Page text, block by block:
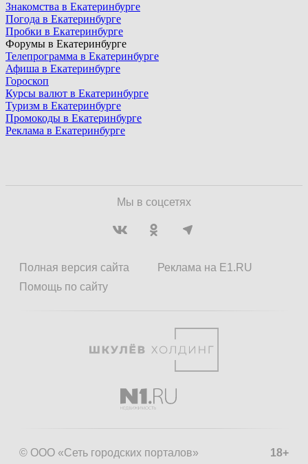
Знакомства в Екатеринбурге
Погода в Екатеринбурге
Пробки в Екатеринбурге
Форумы в Екатеринбурге
Телепрограмма в Екатеринбурге
Афиша в Екатеринбурге
Гороскоп
Курсы валют в Екатеринбурге
Туризм в Екатеринбурге
Промокоды в Екатеринбурге
Реклама в Екатеринбурге
Мы в соцсетях
Полная версия сайта
Помощь по сайту
Реклама на E1.RU
18+
© ООО «Сеть городских порталов»